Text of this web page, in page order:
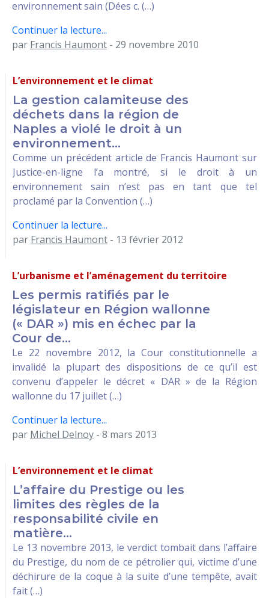
environnement sain (Dées c. (…)
Continuer la lecture...
par Francis Haumont - 29 novembre 2010
L’environnement et le climat
La gestion calamiteuse des
déchets dans la région de
Naples a violé le droit à un
environnement...
Comme un précédent article de Francis Haumont sur
Justice-en-ligne l’a montré, si le droit à un
environnement sain n’est pas en tant que tel
proclamé par la Convention (…)
Continuer la lecture...
par Francis Haumont - 13 février 2012
L’urbanisme et l’aménagement du territoire
Les permis ratifiés par le
législateur en Région wallonne
(« DAR ») mis en échec par la
Cour de...
Le 22 novembre 2012, la Cour constitutionnelle a
invalidé la plupart des dispositions de ce qu’il est
convenu d’appeler le décret « DAR » de la Région
wallonne du 17 juillet (…)
Continuer la lecture...
par Michel Delnoy - 8 mars 2013
L’environnement et le climat
L’affaire du Prestige ou les
limites des règles de la
responsabilité civile en
matière...
Le 13 novembre 2013, le verdict tombait dans l’affaire
du Prestige, du nom de ce pétrolier qui, victime d’une
déchirure de la coque à la suite d’une tempête, avait
fait (…)